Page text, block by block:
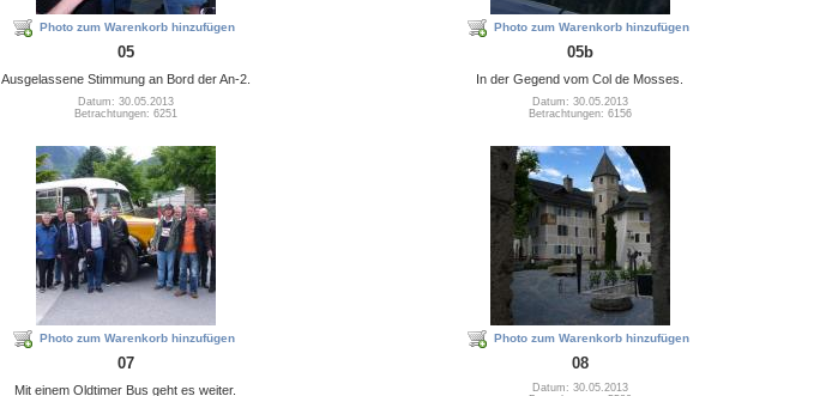
Photo zum Warenkorb hinzufügen
05
Ausgelassene Stimmung an Bord der An-2.
Datum: 30.05.2013
Betrachtungen: 6251
Photo zum Warenkorb hinzufügen
05b
In der Gegend vom Col de Mosses.
Datum: 30.05.2013
Betrachtungen: 6156
Photo zum Warenkorb hinzufügen
07
Mit einem Oldtimer Bus geht es weiter.
Photo zum Warenkorb hinzufügen
08
Datum: 30.05.2013